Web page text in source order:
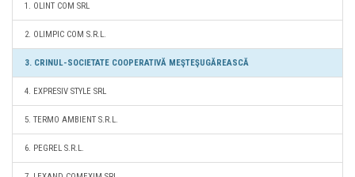
1. OLINT COM SRL
2. OLIMPIC COM S.R.L.
3. CRINUL-SOCIETATE COOPERATIVĂ MEŞTEŞUGĂREASCĂ
4. EXPRESIV STYLE SRL
5. TERMO AMBIENT S.R.L.
6. PEGREL S.R.L.